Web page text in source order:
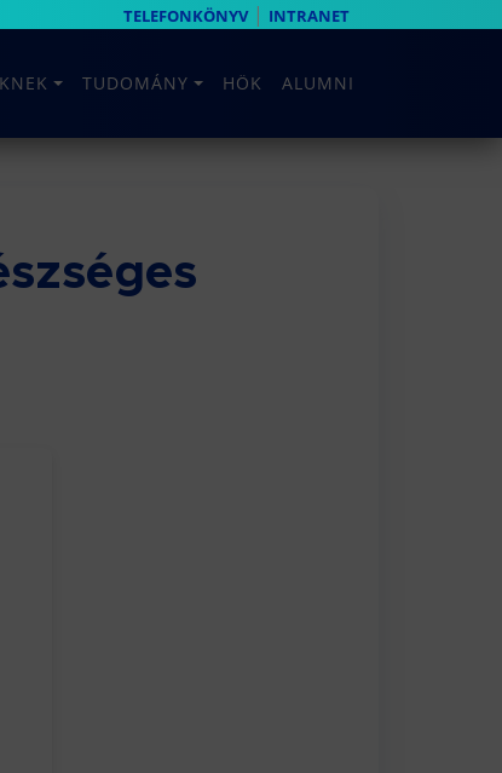
TELEFONKÖNYV| INTRANET
TUDOMÁNY HÖK ALUMNI